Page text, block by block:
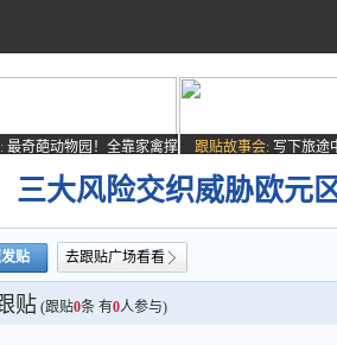
最奇葩动物园！全靠家禽撑
场子
跟贴故事会: 写下旅途
三大风险交织威胁欧元
贴 去跟贴广场看看
贴 (跟贴0条 有0人参与)